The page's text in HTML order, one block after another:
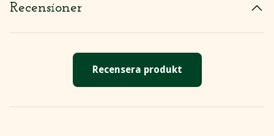
Recensioner
Recensera produkt